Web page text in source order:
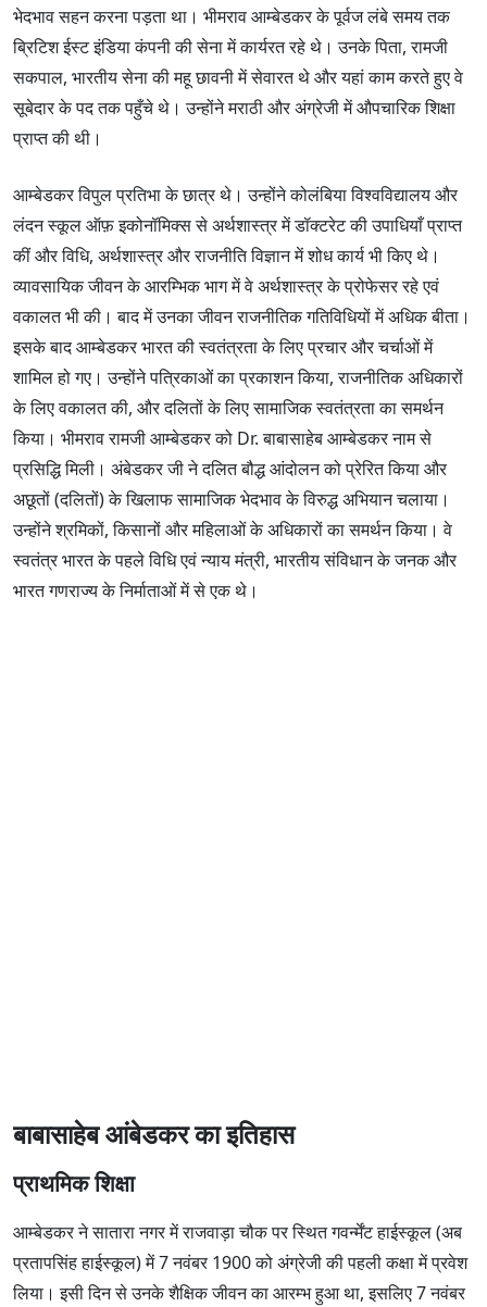
भेदभाव सहन करना पड़ता था। भीमराव आम्बेडकर के पूर्वज लंबे समय तक
ब्रिटिश ईस्ट इंडिया कंपनी की सेना में कार्यरत रहे थे। उनके पिता, रामजी
सकपाल, भारतीय सेना की महू छावनी में सेवारत थे और यहां काम करते हुए वे
सूबेदार के पद तक पहुँचे थे। उन्होंने मराठी और अंग्रेजी में औपचारिक शिक्षा
प्राप्त की थी।
आम्बेडकर विपुल प्रतिभा के छात्र थे। उन्होंने कोलंबिया विश्वविद्यालय और
लंदन स्कूल ऑफ़ इकोनॉमिक्स से अर्थशास्त्र में डॉक्टरेट की उपाधियाँ प्राप्त
कीं और विधि, अर्थशास्त्र और राजनीति विज्ञान में शोध कार्य भी किए थे।
व्यावसायिक जीवन के आरम्भिक भाग में वे अर्थशास्त्र के प्रोफेसर रहे एवं
वकालत भी की। बाद में उनका जीवन राजनीतिक गतिविधियों में अधिक बीता।
इसके बाद आम्बेडकर भारत की स्वतंत्रता के लिए प्रचार और चर्चाओं में
शामिल हो गए। उन्होंने पत्रिकाओं का प्रकाशन किया, राजनीतिक अधिकारों
के लिए वकालत की, और दलितों के लिए सामाजिक स्वतंत्रता का समर्थन
किया। भीमराव रामजी आम्बेडकर को Dr. बाबासाहेब आम्बेडकर नाम से
प्रसिद्धि मिली। अंबेडकर जी ने दलित बौद्ध आंदोलन को प्रेरित किया और
अछूतों (दलितों) के खिलाफ सामाजिक भेदभाव के विरुद्ध अभियान चलाया।
उन्होंने श्रमिकों, किसानों और महिलाओं के अधिकारों का समर्थन किया। वे
स्वतंत्र भारत के पहले विधि एवं न्याय मंत्री, भारतीय संविधान के जनक और
भारत गणराज्य के निर्माताओं में से एक थे।
बाबासाहेब आंबेडकर का इतिहास
प्राथमिक शिक्षा
आम्बेडकर ने सातारा नगर में राजवाड़ा चौक पर स्थित गवर्न्मेंट हाईस्कूल (अब
प्रतापसिंह हाईस्कूल) में 7 नवंबर 1900 को अंग्रेजी की पहली कक्षा में प्रवेश
लिया। इसी दिन से उनके शैक्षिक जीवन का आरम्भ हुआ था, इसलिए 7 नवंबर